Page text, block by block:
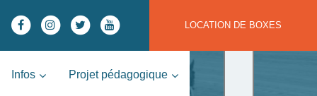
LOCATION DE BOXES
Infos Projet pédagogique